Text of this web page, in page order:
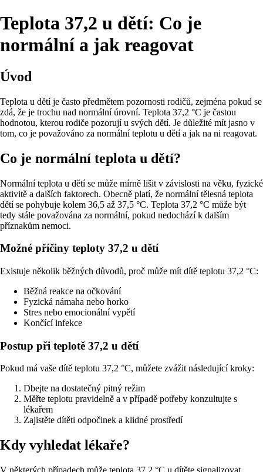
Teplota 37,2 u dětí: Co je
normální a jak reagovat
Úvod
Teplota u dětí je často předmětem pozornosti rodičů, zejména pokud se
zdá, že je trochu nad normální úrovní. Teplota 37,2 °C je častou
hodnotou, kterou rodiče pozorují u svých dětí. Je důležité mít jasno v
tom, co je považováno za normální teplotu u dětí a jak na ni reagovat.
Co je normální teplota u dětí?
Normální teplota u dětí se může mírně lišit v závislosti na věku, fyzické
aktivitě a dalších faktorech. Obecně platí, že normální tělesná teplota
dětí se pohybuje kolem 36,5 až 37,5 °C. Teplota 37,2 °C může být
tedy stále považována za normální, pokud nedochází k dalším
příznakům nemoci.
Možné příčiny teploty 37,2 u dětí
Existuje několik běžných důvodů, proč může mít dítě teplotu 37,2 °C:
Běžná reakce na očkování
Fyzická námaha nebo horko
Stres nebo emocionální vypětí
Končící infekce
Postup při teplotě 37,2 u dětí
Pokud má vaše dítě teplotu 37,2 °C, můžete zvážit následující kroky:
Dbejte na dostatečný pitný režim
Měřte teplotu pravidelně a v případě potřeby konzultujte s
lékařem
Zajistěte dítěti odpočinek a klidné prostředí
Kdy vyhledat lékaře?